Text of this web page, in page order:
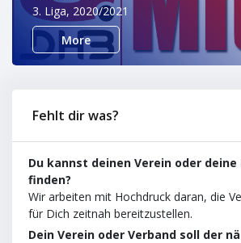
3. Liga, 2020/2021
More
Fehlt dir was?
Du kannst deinen Verein oder
finden?
Wir arbeiten mit Hochdruck daran, die
für Dich zeitnah bereitzustellen.
Dein Verein oder Verband soll der